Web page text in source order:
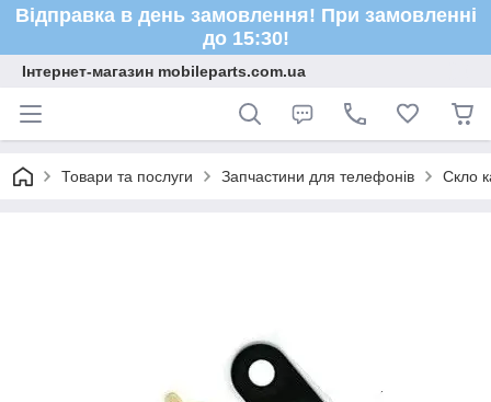
Відправка в день замовлення! При замовленні
до 15:30!
Інтернет-магазин mobileparts.com.ua
Товари та послуги Запчастини для телефонів Скло